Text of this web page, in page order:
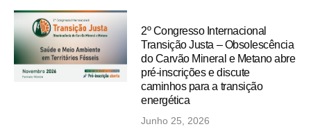
2º Congresso Internacional
Transição Justa – Obsolescência
do Carvão Mineral e Metano abre
pré-inscrições e discute
caminhos para a transição
energética
Junho 25, 2026